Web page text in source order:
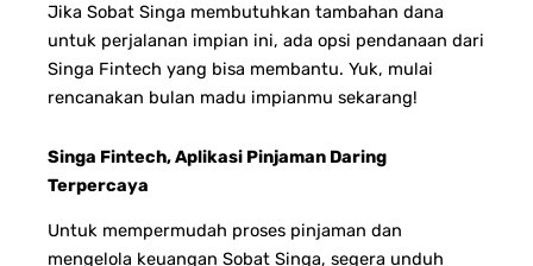
Jika Sobat Singa membutuhkan tambahan dana
untuk perjalanan impian ini, ada opsi pendanaan dari
Singa Fintech yang bisa membantu. Yuk, mulai
rencanakan bulan madu impianmu sekarang!
Singa Fintech, Aplikasi Pinjaman Daring
Terpercaya
Untuk mempermudah proses pinjaman dan
mengelola keuangan Sobat Singa, segera unduh